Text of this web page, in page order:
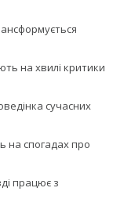
на хвилі критики
сучасних
на спогадах про
працює з